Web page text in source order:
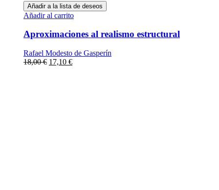
Añadir a la lista de deseos
Añadir al carrito
Aproximaciones al realismo estructural
Rafael Modesto de Gasperín
18,00€ 17,10 €